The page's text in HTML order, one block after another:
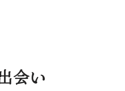
会い